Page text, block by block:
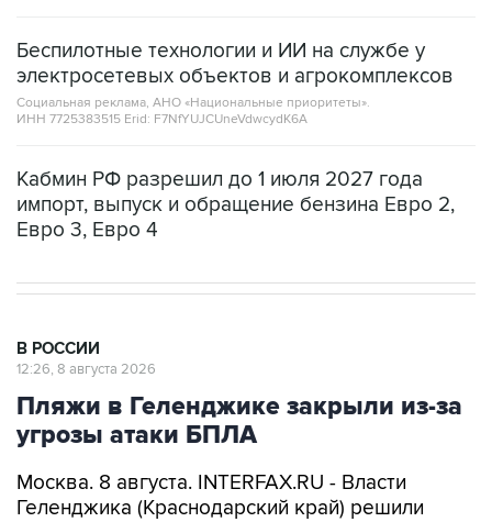
Беспилотные технологии и ИИ на службе у
электросетевых объектов и агрокомплексов
Социальная реклама, АНО «Национальные приоритеты».
ИНН 7725383515 Erid: F7NfYUJCUneVdwcydK6A
Кабмин РФ разрешил до 1 июля 2027 года
импорт, выпуск и обращение бензина Евро 2,
Евро 3, Евро 4
В РОССИИ
12:26, 8 августа 2026
Пляжи в Геленджике закрыли из-за
угрозы атаки БПЛА
Москва. 8 августа. INTERFAX.RU - Власти
Геленджика (Краснодарский край) решили